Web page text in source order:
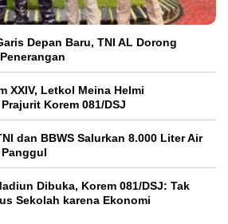
Depan Baru, TNI AL Dorong
XXIV, Letkol Meina Helmi
Korem 081/DSJ
dan BBWS Salurkan 8.000 Liter Air
Dibuka, Korem 081/DSJ: Tak
Sekolah karena Ekonomi